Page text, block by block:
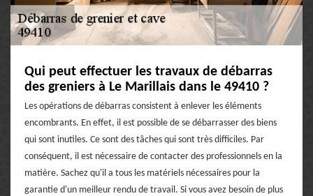
Qui peut effectuer les travaux de débarras
des greniers à Le Marillais dans le 49410 ?
Les opérations de débarras consistent à enlever les éléments
encombrants. En effet, il est possible de se débarrasser des biens
qui sont inutiles. Ce sont des tâches qui sont très difficiles. Par
conséquent, il est nécessaire de contacter des professionnels en la
matière. Sachez qu'il a tous les matériels nécessaires pour la
garantie d'un meilleur rendu de travail. Si vous avez besoin de plus